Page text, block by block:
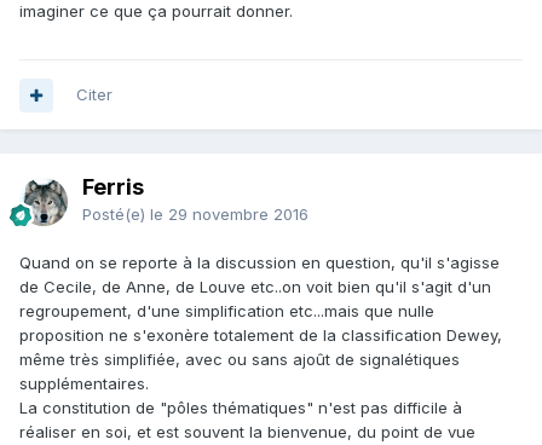
imaginer ce que ça pourrait donner.
Citer
Ferris
Posté(e) le 29 novembre 2016
Quand on se reporte à la discussion en question, qu'il s'agisse
de Cecile, de Anne, de Louve etc..on voit bien qu'il s'agit d'un
regroupement, d'une simplification etc...mais que nulle
proposition ne s'exonère totalement de la classification Dewey,
même très simplifiée, avec ou sans ajoût de signalétiques
supplémentaires.
La constitution de "pôles thématiques" n'est pas difficile à
réaliser en soi, et est souvent la bienvenue, du point de vue